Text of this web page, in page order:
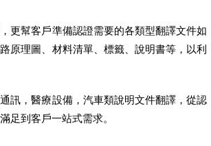
更幫客戶準備認證需要的各類型翻譯文件如
原理圖、材料清單、標籤、說明書等，以利
訊，醫療設備，汽車類說明文件翻譯，從認
足到客戶一站式需求。